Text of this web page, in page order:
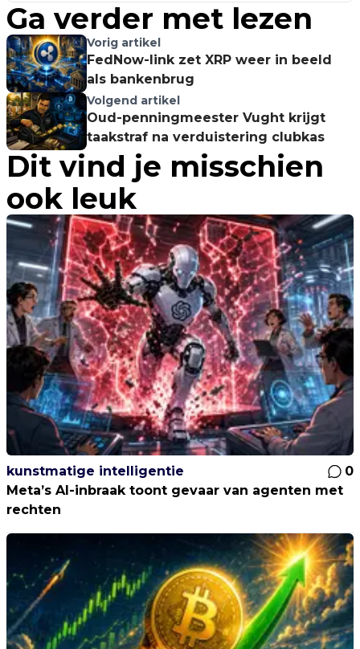
Ga verder met lezen
Vorig artikel
FedNow-link zet XRP weer in beeld
als bankenbrug
Volgend artikel
Oud-penningmeester Vught krijgt
taakstraf na verduistering clubkas
Dit vind je misschien
ook leuk
kunstmatige intelligentie
0
Meta’s AI-inbraak toont gevaar van agenten met
rechten